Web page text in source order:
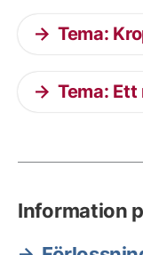
Tema:
Tema:
Information